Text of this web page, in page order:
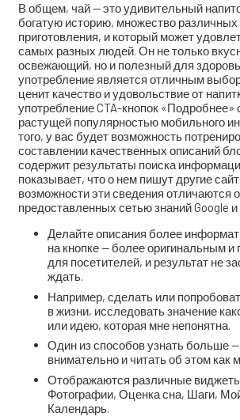
В общем, чай — это удивительный
богатую историю, множество
приготовления, и который может
самых разных людей. Он не только
освежающий, но и полезный для
употребление является отличным
ценит качество и удовольствие от
употребление CTA-кнопок «Подробнее»
растущей популярностью мобильного
того, у вас будет возможность
составлении качественных описаний
содержит результаты поиска
показывает, что о нем пишут другие
возможности эти сведения отличаются
предоставленных сетью знаний Google
Делайте описания более
на кнопке — более оригинальным
для посетителей, и результат не
ждать.
Например, сделать или
в жизни, исследовать значение
или идею, которая мне непонятна.
Один из способов узнать больше —
внимательно и читать об этом как
Отображаются различные
Фотографии, Оценка сна, Шаги,
Календарь.